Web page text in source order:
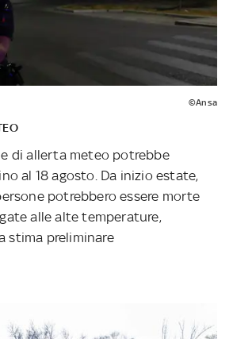
©Ansa
di allerta meteo potrebbe
al 18 agosto. Da inizio estate,
potrebbero essere morte
alle alte temperature,
stima preliminare